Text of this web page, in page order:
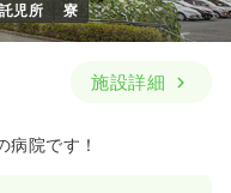
託児所 寮
施設詳細
院です！